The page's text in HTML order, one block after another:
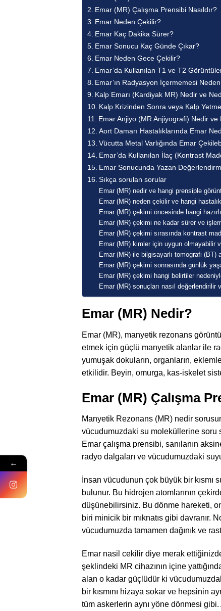
Emar (MR) Çalışma Prensibi Nasıldır?
Emar Neden Çekilir?
Emar Kaç Dakika Sürer?
Emar Sonucu Kaç Günde Çıkar?
Emar Neden Gece Çekilir?
Emar’da Kullanılan T1 ve T2
Emar’ın Radyasyon İçermemesi
Kalp Emarı (Kardiyak MR) Nedir ve
Kalp Krizinden Sonra veya Kalp
Emar Anjiyo (MR Anjiyografi) Nedir ve
Aort Damarı Hastalıklarında Emar
Vücutta Metal Varlığında Emar
Emar’da Kullanılan İlaç (Kontrast
Emar Sonucunda Yazan
Sıkça sorulan sorular
Emar (MR) nedir ve hangi prensiple
Emar (MR) neden çekilir ve hangi
Emar (MR) çekimi öncesinde hangi
Emar (MR) çekimi ne kadar sürer ve
Emar (MR) çekimi sırasında kontrast
Emar (MR) kimler için uygun olmayabilir
Emar (MR) ile bilgisayarlı tomografi (BT)
Emar (MR) çekimi sonrasında günlük
Emar (MR) çekimi hangi belirtiler
Emar (MR) sonuçları nasıl değerlendirilir
Emar (MR) Nedir?
Emar (MR), manyetik rezonans
etmek için güçlü manyetik alanlar ile
yumuşak dokuların, organların,
etkilidir. Beyin, omurga, kas-iskelet
Emar (MR) Çalışma
Manyetik Rezonans (MR) nedir
vücudumuzdaki su moleküllerine soru
Emar çalışma prensibi, sanılanın
radyo dalgaları ve vücudumuzdaki
İnsan vücudunun çok büyük bir
bulunur. Bu hidrojen atomlarının
düşünebilirsiniz. Bu dönme hareketi,
biri minicik bir mıknatıs gibi davranır.
vücudumuzda tamamen dağınık ve
Emar nasil cekilir diye merak
şeklindeki MR cihazının içine
alan o kadar güçlüdür ki
bir kısmını hizaya sokar ve hepsinin
tüm askerlerin aynı yöne dönmesi
←